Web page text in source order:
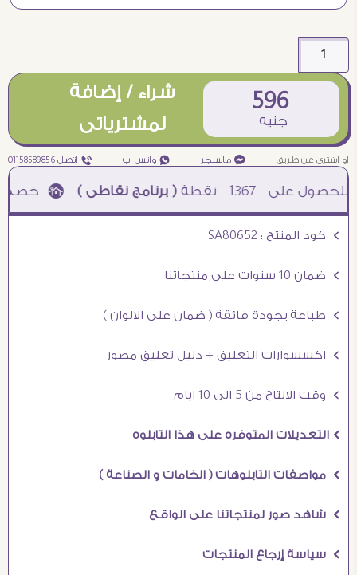
596
جنيه
شراء / إضافة
لمشترياتى
او اشترى عن طريق ¥ ماسنجر ₧ واتس اب ƒ اتصل 01158589856
1367 نقطة( برنامج نقاطى )à خصم 5% للعملاء الجدد à شحن مجانى عند الشراء ب 4000 جنيه à
Ö كود المنتج : SA80652
Ö ضمان 10 سنوات على منتجاتنا
Ö طباعة بجودة فائقة ( ضمان على الالوان )
Ö اكسسوارات التعليق + دليل تعليق مصور
Ö وقت الانتاج من 5 الى 10 ايام
Ö التعديلات المتوفره على هذا التابلوه
Ö مواصفات التابلوهات ( الخامات و الصناعة )
Ö شاهد صور لمنتجاتنا على الواقع
Ö سياسة إرجاع المنتجات